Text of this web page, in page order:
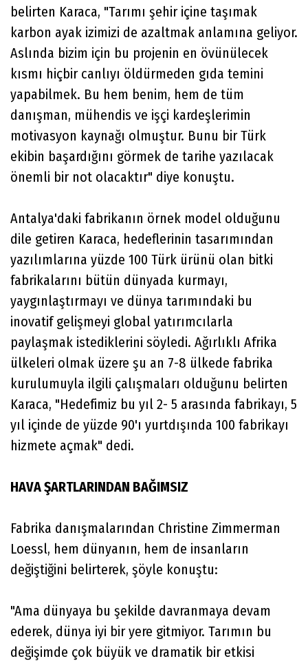
belirten Karaca, "Tarımı şehir içine taşımak
karbon ayak izimizi de azaltmak anlamına geliyor.
Aslında bizim için bu projenin en övünülecek
kısmı hiçbir canlıyı öldürmeden gıda temini
yapabilmek. Bu hem benim, hem de tüm
danışman, mühendis ve işçi kardeşlerimin
motivasyon kaynağı olmuştur. Bunu bir Türk
ekibin başardığını görmek de tarihe yazılacak
önemli bir not olacaktır" diye konuştu.
Antalya'daki fabrikanın örnek model olduğunu
dile getiren Karaca, hedeflerinin tasarımından
yazılımlarına yüzde 100 Türk ürünü olan bitki
fabrikalarını bütün dünyada kurmayı,
yaygınlaştırmayı ve dünya tarımındaki bu
inovatif gelişmeyi global yatırımcılarla
paylaşmak istediklerini söyledi. Ağırlıklı Afrika
ülkeleri olmak üzere şu an 7-8 ülkede fabrika
kurulumuyla ilgili çalışmaları olduğunu belirten
Karaca, "Hedefimiz bu yıl 2- 5 arasında fabrikayı, 5
yıl içinde de yüzde 90'ı yurtdışında 100 fabrikayı
hizmete açmak" dedi.
HAVA ŞARTLARINDAN BAĞIMSIZ
Fabrika danışmalarından Christine Zimmerman
Loessl, hem dünyanın, hem de insanların
değiştiğini belirterek, şöyle konuştu:
"Ama dünyaya bu şekilde davranmaya devam
ederek, dünya iyi bir yere gitmiyor. Tarımın bu
değişimde çok büyük ve dramatik bir etkisi